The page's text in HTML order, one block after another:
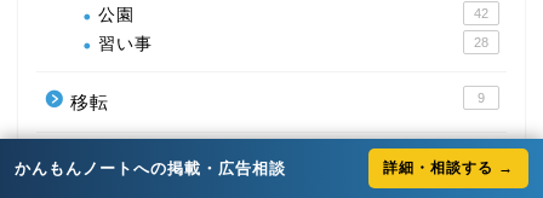
公園 42
習い事 28
移転 9
観光 308
かんもんノートへの掲載・広告相談 詳細・相談する →